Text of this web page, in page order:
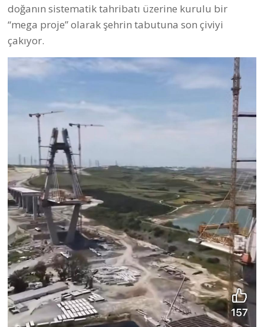
doğanın sistematik tahribatı üzerine kurulu bir
“mega proje” olarak şehrin tabutuna son çiviyi
çakıyor.